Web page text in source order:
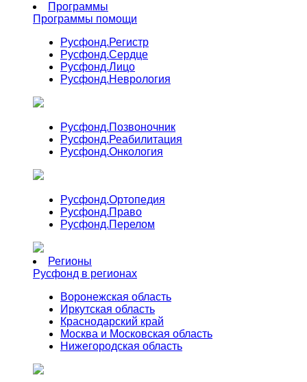
Программы
Программы помощи
Русфонд.Регистр
Русфонд.Сердце
Русфонд.Лицо
Русфонд.Неврология
Русфонд.Позвоночник
Русфонд.Реабилитация
Русфонд.Онкология
Русфонд.Ортопедия
Русфонд.Право
Русфонд.Перелом
Регионы
Русфонд в регионах
Воронежская область
Иркутская область
Краснодарский край
Москва и Московская область
Нижегородская область